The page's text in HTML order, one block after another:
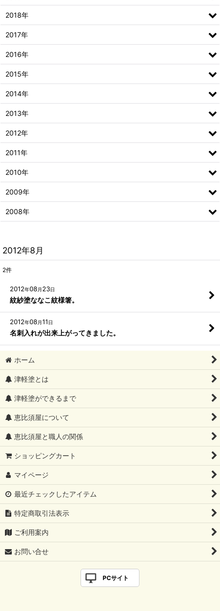
2012年8月
2件
2012年08月 23日
紋紗塗ななこ紋様箸。
2012年08月11日
名刺入れが出来上がってきました。
2018年
2017年
2016年
2015年
2014年
2013年
2012年
2011年
2010年
2009年
2008年
ホーム
津軽塗とは
津軽塗ができるまで
恵比須屋について
恵比須屋と職人の関係
ショッピングカート
マイページ
最近チェックしたアイテム
特定商取引法表示
ご利用案内
お問い合せ
PCサイト